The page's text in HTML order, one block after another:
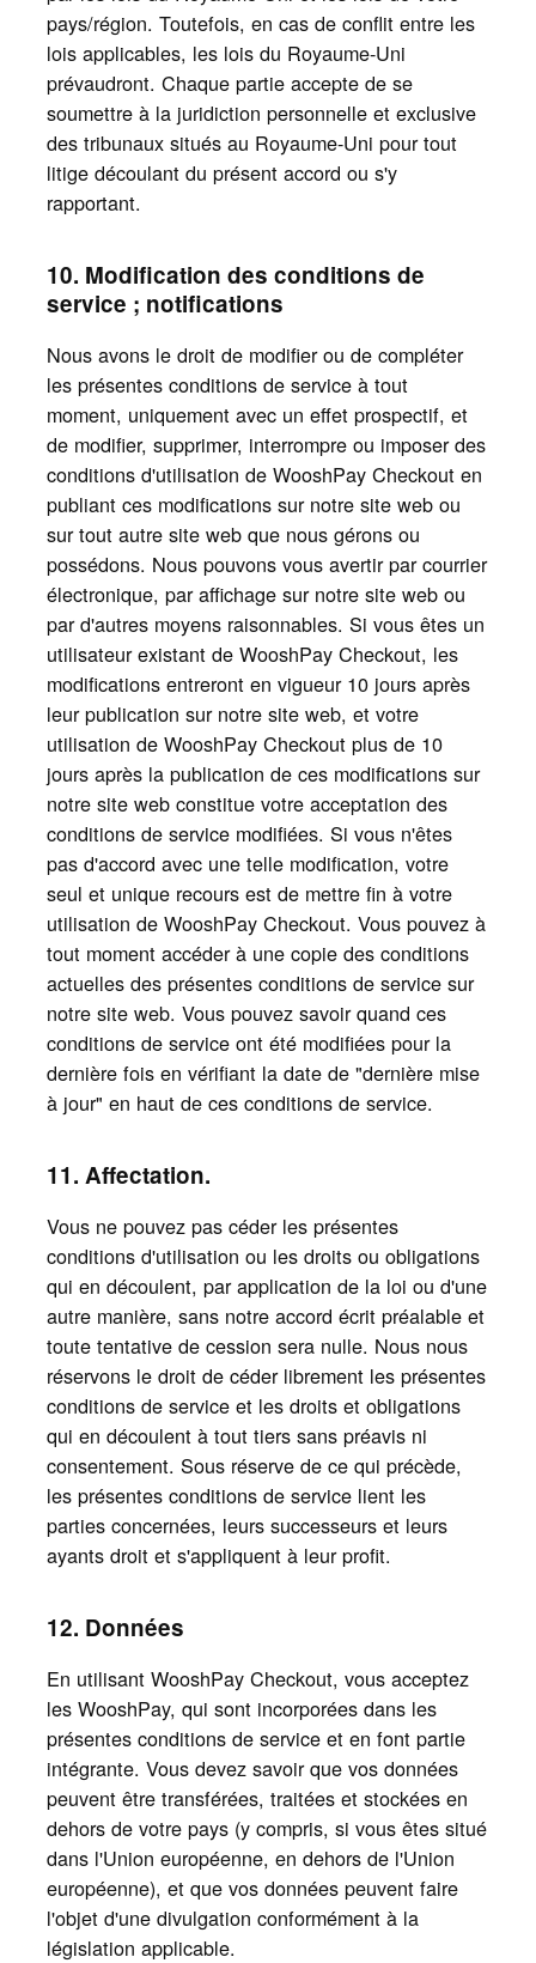
pays/région. Toutefois, en cas de conflit entre les
lois applicables, les lois du Royaume-Uni
prévaudront. Chaque partie accepte de se
soumettre à la juridiction personnelle et exclusive
des tribunaux situés au Royaume-Uni pour tout
litige découlant du présent accord ou s'y
rapportant.
10. Modification des conditions de
service ; notifications
Nous avons le droit de modifier ou de compléter
les présentes conditions de service à tout
moment, uniquement avec un effet prospectif, et
de modifier, supprimer, interrompre ou imposer des
conditions d'utilisation de WooshPay Checkout en
publiant ces modifications sur notre site web ou
sur tout autre site web que nous gérons ou
possédons. Nous pouvons vous avertir par courrier
électronique, par affichage sur notre site web ou
par d'autres moyens raisonnables. Si vous êtes un
utilisateur existant de WooshPay Checkout, les
modifications entreront en vigueur 10 jours après
leur publication sur notre site web, et votre
utilisation de WooshPay Checkout plus de 10
jours après la publication de ces modifications sur
notre site web constitue votre acceptation des
conditions de service modifiées. Si vous n'êtes
pas d'accord avec une telle modification, votre
seul et unique recours est de mettre fin à votre
utilisation de WooshPay Checkout. Vous pouvez à
tout moment accéder à une copie des conditions
actuelles des présentes conditions de service sur
notre site web. Vous pouvez savoir quand ces
conditions de service ont été modifiées pour la
dernière fois en vérifiant la date de "dernière mise
à jour" en haut de ces conditions de service.
11. Affectation.
Vous ne pouvez pas céder les présentes
conditions d'utilisation ou les droits ou obligations
qui en découlent, par application de la loi ou d'une
autre manière, sans notre accord écrit préalable et
toute tentative de cession sera nulle. Nous nous
réservons le droit de céder librement les présentes
conditions de service et les droits et obligations
qui en découlent à tout tiers sans préavis ni
consentement. Sous réserve de ce qui précède,
les présentes conditions de service lient les
parties concernées, leurs successeurs et leurs
ayants droit et s'appliquent à leur profit.
12. Données
En utilisant WooshPay Checkout, vous acceptez
les WooshPay, qui sont incorporées dans les
présentes conditions de service et en font partie
intégrante. Vous devez savoir que vos données
peuvent être transférées, traitées et stockées en
dehors de votre pays (y compris, si vous êtes situé
dans l'Union européenne, en dehors de l'Union
européenne), et que vos données peuvent faire
l'objet d'une divulgation conformément à la
législation applicable.